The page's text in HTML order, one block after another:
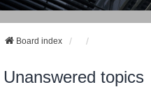
Board index
Unanswered topics